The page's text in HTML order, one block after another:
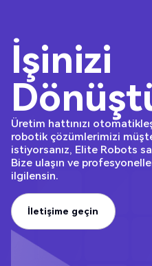
İşinizi
Üretim hattınızı
robotik çözümlerimizi
istiyorsanız, Elite Robots
Bize ulaşın ve
ilgilensin.
İletişime geçin
İletişime geçin